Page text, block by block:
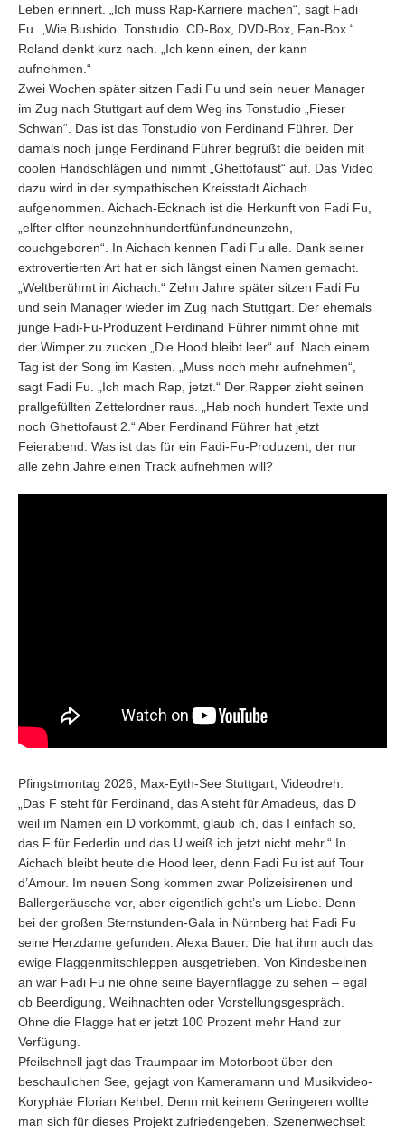
Leben erinnert. „Ich muss Rap-Karriere machen“, sagt Fadi
Fu. „Wie Bushido. Tonstudio. CD-Box, DVD-Box, Fan-Box.“
Roland denkt kurz nach. „Ich kenn einen, der kann
aufnehmen.“
Zwei Wochen später sitzen Fadi Fu und sein neuer Manager
im Zug nach Stuttgart auf dem Weg ins Tonstudio „Fieser
Schwan“. Das ist das Tonstudio von Ferdinand Führer. Der
damals noch junge Ferdinand Führer begrüßt die beiden mit
coolen Handschlägen und nimmt „Ghettofaust“ auf. Das Video
dazu wird in der sympathischen Kreisstadt Aichach
aufgenommen. Aichach-Ecknach ist die Herkunft von Fadi Fu,
„elfter elfter neunzehnhundertfünfundneunzehn,
couchgeboren“. In Aichach kennen Fadi Fu alle. Dank seiner
extrovertierten Art hat er sich längst einen Namen gemacht.
„Weltberühmt in Aichach.“ Zehn Jahre später sitzen Fadi Fu
und sein Manager wieder im Zug nach Stuttgart. Der ehemals
junge Fadi-Fu-Produzent Ferdinand Führer nimmt ohne mit
der Wimper zu zucken „Die Hood bleibt leer“ auf. Nach einem
Tag ist der Song im Kasten. „Muss noch mehr aufnehmen“,
sagt Fadi Fu. „Ich mach Rap, jetzt.“ Der Rapper zieht seinen
prallgefüllten Zettelordner raus. „Hab noch hundert Texte und
noch Ghettofaust 2.“ Aber Ferdinand Führer hat jetzt
Feierabend. Was ist das für ein Fadi-Fu-Produzent, der nur
alle zehn Jahre einen Track aufnehmen will?
Pfingstmontag 2026, Max-Eyth-See Stuttgart, Videodreh.
„Das F steht für Ferdinand, das A steht für Amadeus, das D
weil im Namen ein D vorkommt, glaub ich, das I einfach so,
das F für Federlin und das U weiß ich jetzt nicht mehr.“ In
Aichach bleibt heute die Hood leer, denn Fadi Fu ist auf Tour
d’Amour. Im neuen Song kommen zwar Polizeisirenen und
Ballergeräusche vor, aber eigentlich geht’s um Liebe. Denn
bei der großen Sternstunden-Gala in Nürnberg hat Fadi Fu
seine Herzdame gefunden: Alexa Bauer. Die hat ihm auch das
ewige Flaggenmitschleppen ausgetrieben. Von Kindesbeinen
an war Fadi Fu nie ohne seine Bayernflagge zu sehen – egal
ob Beerdigung, Weihnachten oder Vorstellungsgespräch.
Ohne die Flagge hat er jetzt 100 Prozent mehr Hand zur
Verfügung.
Pfeilschnell jagt das Traumpaar im Motorboot über den
beschaulichen See, gejagt von Kameramann und Musikvideo-
Koryphäe Florian Kehbel. Denn mit keinem Geringeren wollte
man sich für dieses Projekt zufriedengeben. Szenenwechsel: